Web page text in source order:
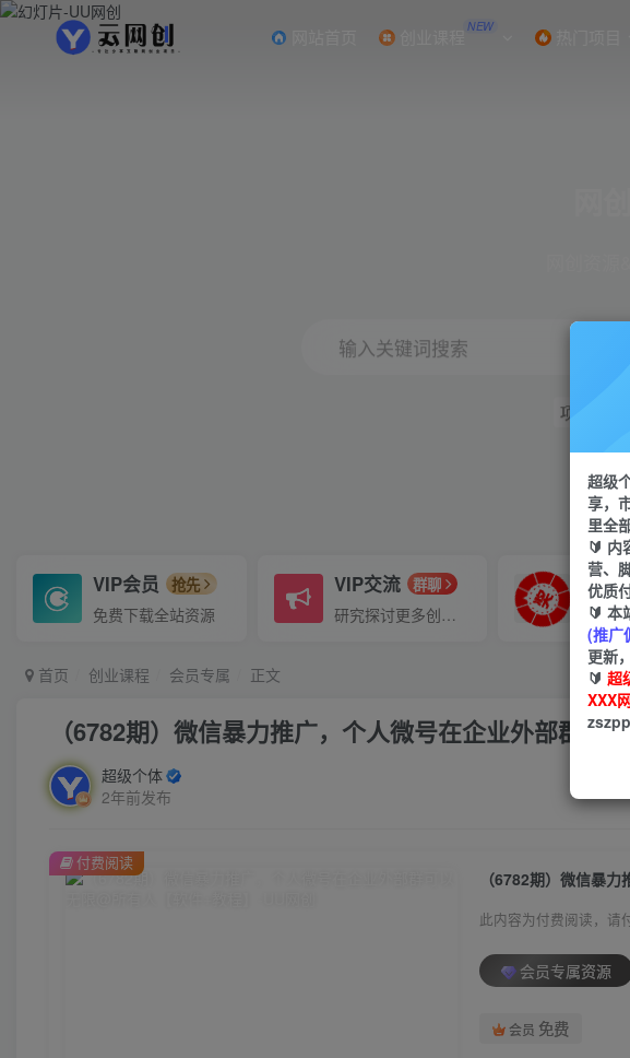
创业课程 NEW 热门项目
输入关键词搜索
项目
VIP会员 抢先
免费下载全站资源
VIP交流 群聊
研究探讨更多创业项目路子。 会员
首页 创业课程 会员专属 正文
（6782期）微信暴力推广，个人微号在企业外部群可
超级个体
2年前发布
（6782期）微信暴
此内容为付费阅读，请
会员专属资源
会员 免费
付费阅读
超级
享，
里全
🔰 内
营、
优质
🔰 本
(推广
更新
🔰 超
XXX